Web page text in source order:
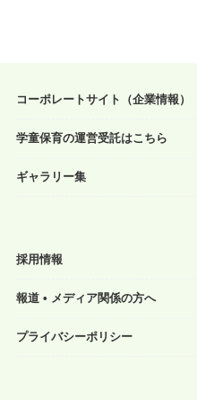
コーポレートサイト（企業情報）
学童保育の運営受託はこちら
ギャラリー集
採用情報
報道 • メディア関係の方へ
プライバシーポリシー